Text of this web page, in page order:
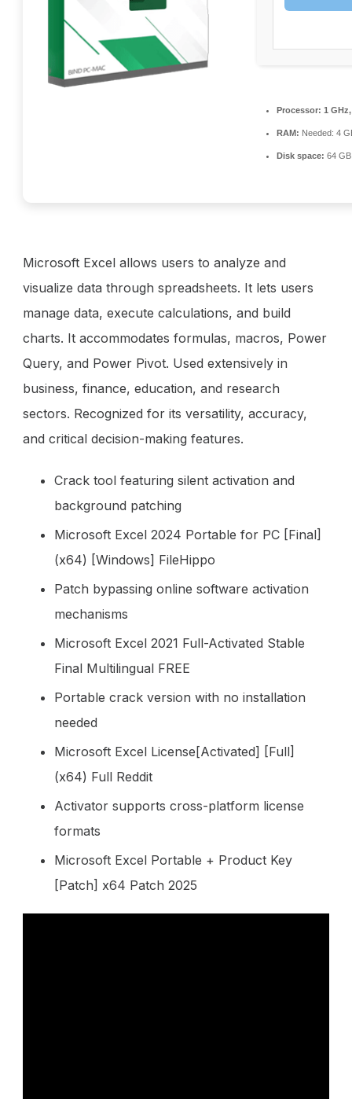
Processor: 1
RAM: Needed: 4
Disk space: 64
Microsoft Excel allows users to analyze and
visualize data through spreadsheets. It lets users
manage data, execute calculations, and build
charts. It accommodates formulas, macros, Power
Query, and Power Pivot. Used extensively in
business, finance, education, and research
sectors. Recognized for its versatility, accuracy,
and critical decision-making features.
Crack tool featuring silent activation and
background patching
Microsoft Excel 2024 Portable for PC [Final]
(x64) [Windows] FileHippo
Patch bypassing online software activation
mechanisms
Microsoft Excel 2021 Full-Activated Stable
Final Multilingual FREE
Portable crack version with no installation
needed
Microsoft Excel License[Activated] [Full]
(x64) Full Reddit
Activator supports cross-platform license
formats
Microsoft Excel Portable + Product Key
[Patch] x64 Patch 2025